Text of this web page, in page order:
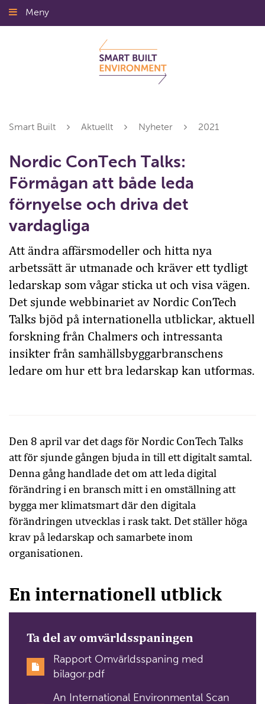
Gå
till
Meny
Smart Built Aktuellt Nyheter 2021
Nordic ConTech Talks:
Förmågan att både leda
förnyelse och driva det
vardagliga
Att ändra affärsmodeller och hitta nya
arbetssätt är utmanade och kräver ett tydligt
ledarskap som vågar sticka ut och visa vägen.
Det sjunde webbinariet av Nordic ConTech
Talks bjöd på internationella utblickar, aktuell
forskning från Chalmers och intressanta
insikter från samhällsbyggarbranschens
ledare om hur ett bra ledarskap kan utformas.
Den 8 april var det dags för Nordic ConTech Talks
att för sjunde gången bjuda in till ett digitalt samtal.
Denna gång handlade det om att leda digital
förändring i en bransch mitt i en omställning att
bygga mer klimatsmart där den digitala
förändringen utvecklas i rask takt. Det ställer höga
krav på ledarskap och samarbete inom
organisationen.
En internationell utblick
Ta del av omvärldsspaningen
Rapport Omvärldsspaning med
bilagor.pdf
An International Environmental Scan